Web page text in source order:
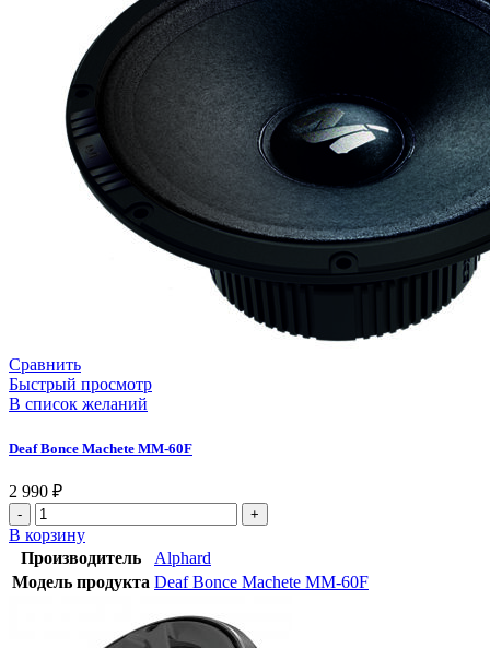
Сравнить
Быстрый просмотр
В список желаний
Deaf Bonce Machete MM-60F
2 990 ₽
В корзину
Производитель
Alphard
Модель продукта Deaf Bonce Machete MM-60F